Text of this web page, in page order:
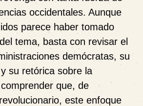
occidentales. Aunque
parece haber tomado
tema, basta con revisar el
demócratas, su
su retórica sobre la
que, de
este enfoque